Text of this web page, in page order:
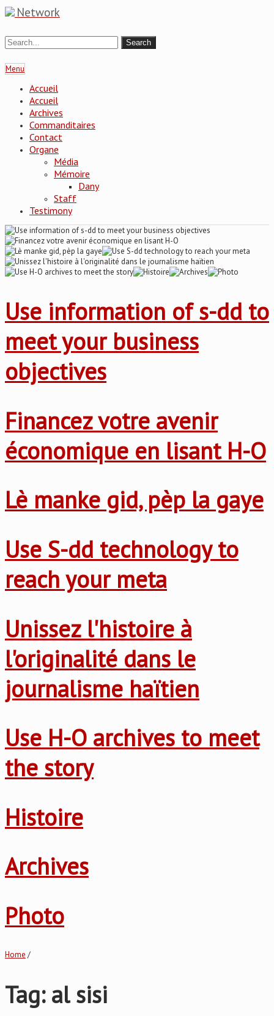
Network
Menu
Accueil
Accueil
Archives
Commanditaires
Contact
Organe
Média
Mémoire
Dany
Staff
Testimony
Use information of s-dd to
meet your business
objectives
Financez votre avenir
économique en lisant H-O
Lè manke gid, pèp la gaye
Use S-dd technology to
reach your meta
Unissez l'histoire à
l'originalité dans le
journalisme haïtien
Use H-O archives to meet
the story
Histoire
Archives
Photo
Home /
Tag: al sisi